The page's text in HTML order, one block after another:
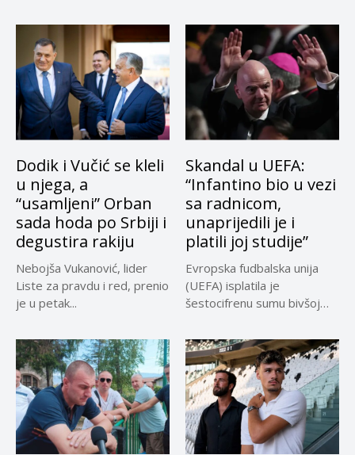
Dodik i Vučić se kleli
u njega, a
“usamljeni” Orban
sada hoda po Srbiji i
degustira rakiju
Nebojša Vukanović, lider
Liste za pravdu i red, prenio
je u petak...
Skandal u UEFA:
“Infantino bio u vezi
sa radnicom,
unaprijedili je i
platili joj studije”
Evropska fudbalska unija
(UEFA) isplatila je
šestocifrenu sumu bivšoj